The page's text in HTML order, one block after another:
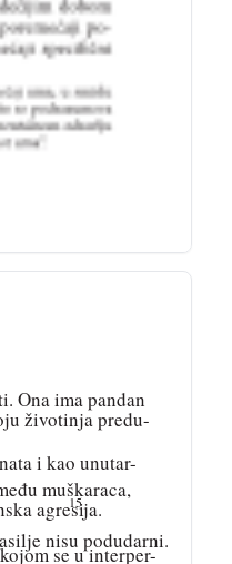
Ona ima pandan
životinja predu-
i kao unutar-
muškaraca,
agresija.
15
nisu podudarni.
se u interper-